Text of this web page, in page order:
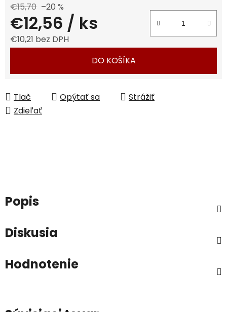
€15,70 –20 %
€12,56 / ks
€10,21 bez DPH
DO KOŠÍKA
Tlač Opýtať sa
Strážiť
Zdieľať
Popis
Diskusia
Hodnotenie